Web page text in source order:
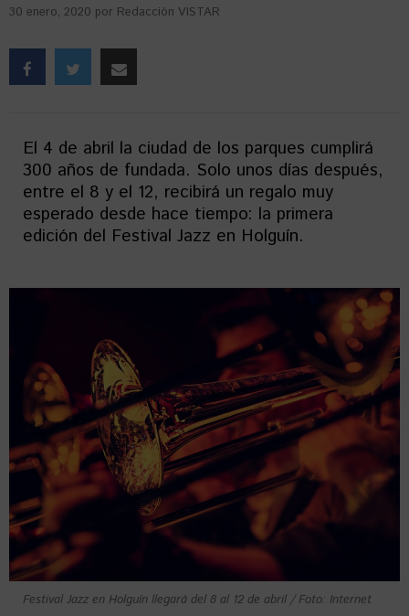
30 enero, 2020 por Redacción VISTAR
El 4 de abril la ciudad de los parques cumplirá
300 años de fundada. Solo unos días después,
entre el 8 y el 12, recibirá un regalo muy
esperado desde hace tiempo: la primera
edición del Festival Jazz en Holguín.
Festival Jazz en Holguín llegará del 8 al 12 de abril / Foto: Internet